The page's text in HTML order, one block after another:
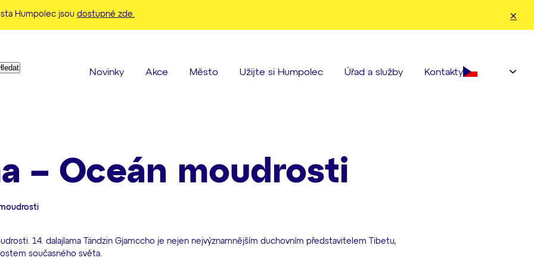
Humpolec jsou dostupné zde.
Když jsou k dispozici výsledky z našeptávače, použijte šipky nahoru a dolů pro kontrolu a enter pro přechod na požadovanou
Novinky Akce Město Užijte si Humpolec Úřad a služby Kontakty Čeština‎
– Oceán moudrosti
14. dalajlama Tändzin Gjamccho je nejen nejvýznamnějším duchovním představitelem Tibetu,
současného světa.